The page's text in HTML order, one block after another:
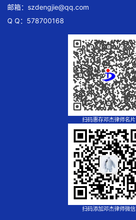
邮箱： szdengjie@qq.com
Q Q：578700168
扫码惠存邓杰律师名片
扫码添加邓杰律师微信